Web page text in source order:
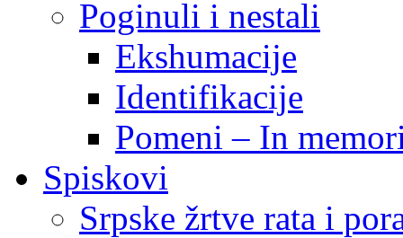
Poginuli i nestali
Ekshumacije
Identifikacije
Pomeni – In
Spiskovi
Srpske žrtve rata i